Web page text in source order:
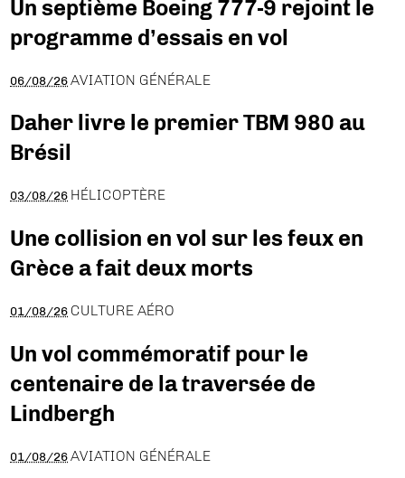
Un septième Boeing 777-9 rejoint le
programme d’essais en vol
06/08/26 AVIATION GÉNÉRALE
Daher livre le premier TBM 980 au
Brésil
03/08/26 HÉLICOPTÈRE
Une collision en vol sur les feux en
Grèce a fait deux morts
01/08/26 CULTURE AÉRO
Un vol commémoratif pour le
centenaire de la traversée de
Lindbergh
01/08/26 AVIATION GÉNÉRALE